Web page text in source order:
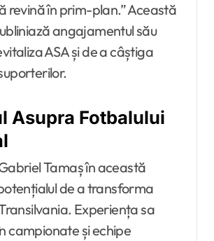
revină în prim-plan.” Această
angajamentul său
ASA și de a câștiga
Asupra Fotbalului
Tamaș în această
de a transforma
Experiența sa
campionate și echipe